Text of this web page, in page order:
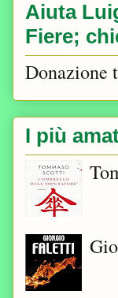
Aiuta
Fiere;
Donazione
I più